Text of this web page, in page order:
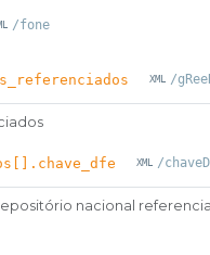
/fone
/
/
nacional